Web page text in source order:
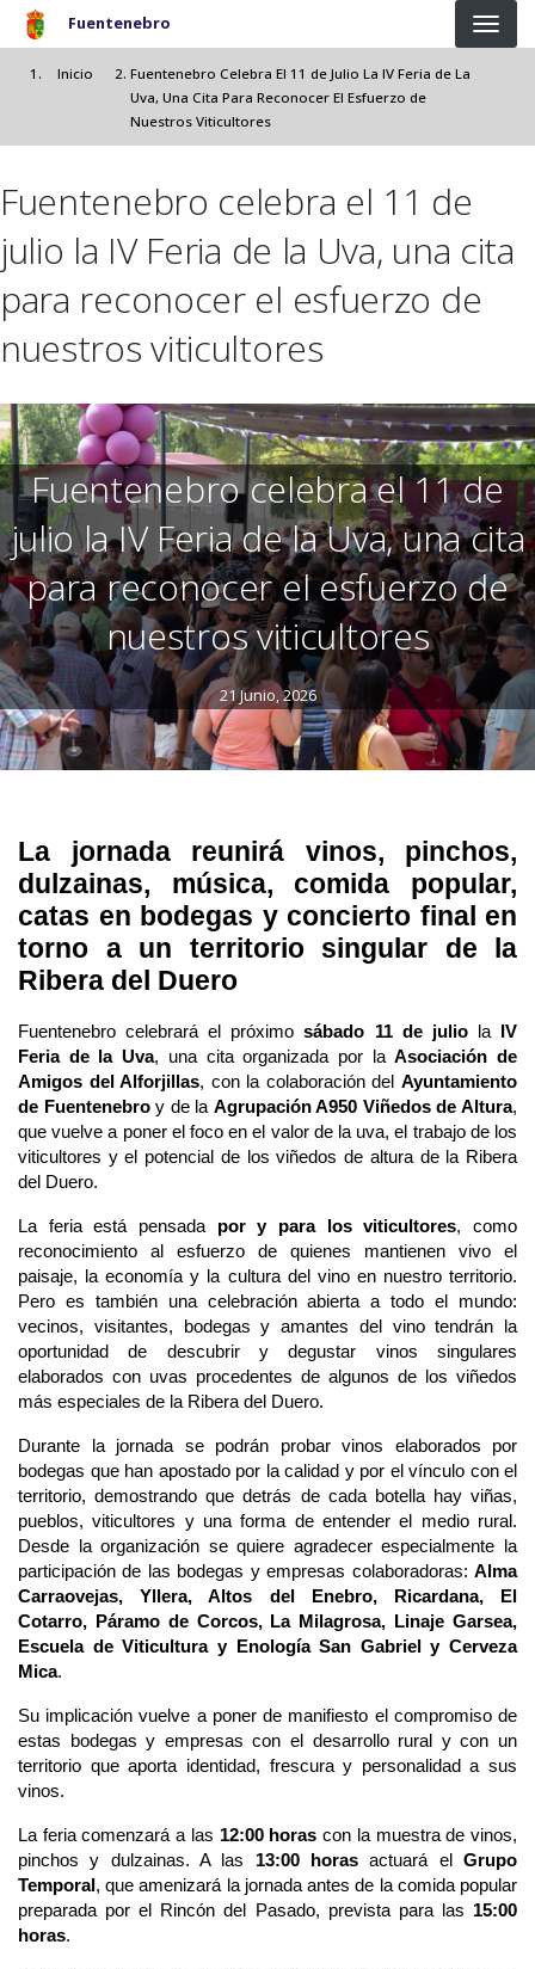
Pasar al contenido principal
Fuentenebro
Inicio
Fuentenebro Celebra El 11 de Julio La IV Feria de La
Uva, Una Cita Para Reconocer El Esfuerzo de
Nuestros Viticultores
Fuentenebro celebra el 11 de
julio la IV Feria de la Uva, una cita
para reconocer el esfuerzo de
nuestros viticultores
Fuentenebro celebra el 11 de
julio la IV Feria de la Uva, una cita
para reconocer el esfuerzo de
nuestros viticultores
21 Junio, 2026
La jornada reunirá vinos, pinchos,
dulzainas, música, comida popular,
catas en bodegas y concierto final en
torno a un territorio singular de la
Ribera del Duero
Fuentenebro celebrará el próximo sábado 11 de julio la
IV
Feria de la Uva, una cita organizada por la Asociación de
Amigos del Alforjillas, con la colaboración del Ayuntamiento
de Fuentenebro y de la Agrupación A950 Viñedos de Altura,
que vuelve a poner el foco en el valor de la uva, el trabajo de los
viticultores y el potencial de los viñedos de altura de la Ribera
del Duero.
La feria está pensada por y para los viticultores, como
reconocimiento al esfuerzo de quienes mantienen vivo el
paisaje, la economía y la cultura del vino en nuestro territorio.
Pero es también una celebración abierta a todo el mundo:
vecinos, visitantes, bodegas y amantes del vino tendrán la
oportunidad de descubrir y degustar vinos singulares
elaborados con uvas procedentes de algunos de los viñedos
más especiales de la Ribera del Duero.
Durante la jornada se podrán probar vinos elaborados por
bodegas que han apostado por la calidad y por el vínculo con el
territorio, demostrando que detrás de cada botella hay viñas,
pueblos, viticultores y una forma de entender el medio rural.
Desde la organización se quiere agradecer especialmente la
participación de las bodegas y empresas colaboradoras: Alma
Carraovejas, Yllera, Altos del Enebro, Ricardana, El
Cotarro, Páramo de Corcos, La Milagrosa, Linaje Garsea,
Escuela de Viticultura y Enología San Gabriel y Cerveza
Mica.
Su implicación vuelve a poner de manifiesto el compromiso de
estas bodegas y empresas con el desarrollo rural y con un
territorio que aporta identidad, frescura y personalidad a sus
vinos.
La feria comenzará a las 12:00 horas con la muestra de vinos,
pinchos y dulzainas. A las 13:00 horas actuará el Grupo
Temporal , que amenizará la jornada antes de la comida popular
preparada por el Rincón del Pasado, prevista para las 15:00
horas.